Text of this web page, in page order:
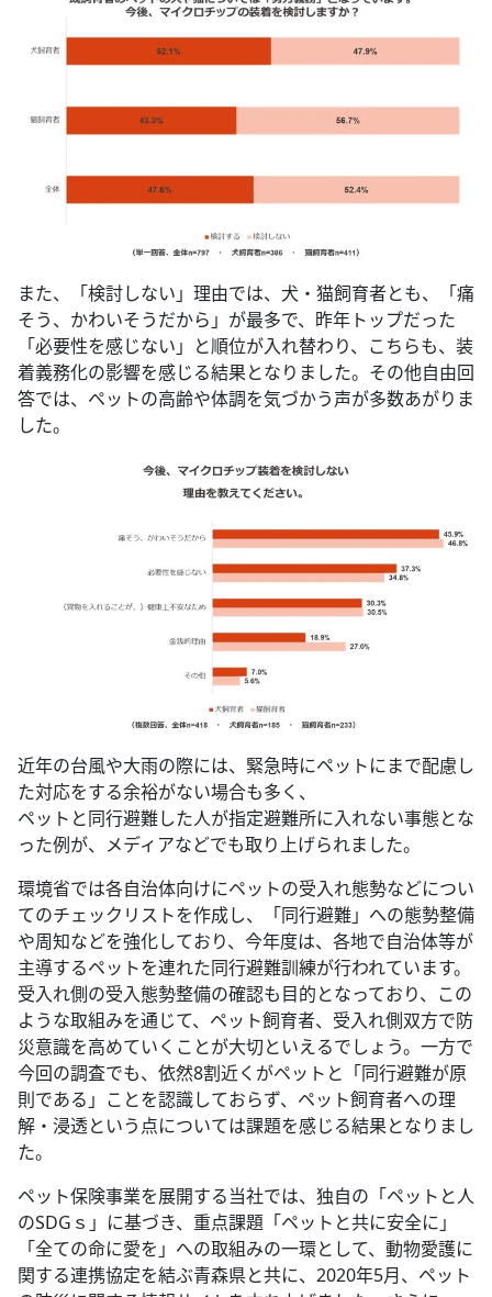
また、「検討しない」理由では、犬・猫飼育者とも、「痛
そう、かわいそうだから」が最多で、昨年トップだった
「必要性を感じない」と順位が入れ替わり、こちらも、装
着義務化の影響を感じる結果となりました。その他自由回
答では、ペットの高齢や体調を気づかう声が多数あがりま
した。
近年の台風や大雨の際には、緊急時にペットにまで配慮し
た対応をする余裕がない場合も多く、
ペットと同行避難した人が指定避難所に入れない事態とな
った例が、メディアなどでも取り上げられました。
環境省では各自治体向けにペットの受入れ態勢などについ
てのチェックリストを作成し、「同行避難」への態勢整備
や周知などを強化しており、今年度は、各地で自治体等が
主導するペットを連れた同行避難訓練が行われています。
受入れ側の受入態勢整備の確認も目的となっており、この
ような取組みを通じて、ペット飼育者、受入れ側双方で防
災意識を高めていくことが大切といえるでしょう。一方で
今回の調査でも、依然8割近くがペットと「同行避難が原
則である」ことを認識しておらず、ペット飼育者への理
解・浸透という点については課題を感じる結果となりまし
た。
ペット保険事業を展開する当社では、独自の「ペットと人
のSDGｓ」に基づき、重点課題「ペットと共に安全に」
「全ての命に愛を」への取組みの一環として、動物愛護に
関する連携協定を結ぶ青森県と共に、2020年5月、ペット